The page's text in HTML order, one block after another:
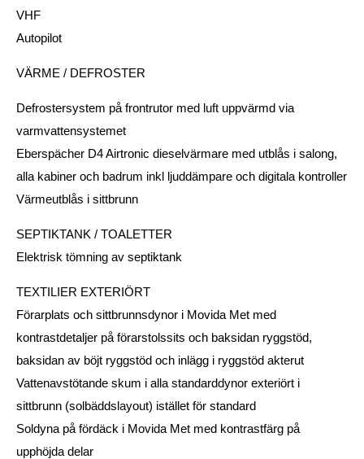
VHF
Autopilot
VÄRME / DEFROSTER
Defrostersystem på frontrutor med luft uppvärmd via
varmvattensystemet
Eberspächer D4 Airtronic dieselvärmare med utblås i salong,
alla kabiner och badrum inkl ljuddämpare och digitala kontroller
Värmeutblås i sittbrunn
SEPTIKTANK / TOALETTER
Elektrisk tömning av septiktank
TEXTILIER EXTERIÖRT
Förarplats och sittbrunnsdynor i Movida Met med
kontrastdetaljer på förarstolssits och baksidan ryggstöd,
baksidan av böjt ryggstöd och inlägg i ryggstöd akterut
Vattenavstötande skum i alla standarddynor exteriört i
sittbrunn (solbäddslayout) istället för standard
Soldyna på fördäck i Movida Met med kontrastfärg på
upphöjda delar